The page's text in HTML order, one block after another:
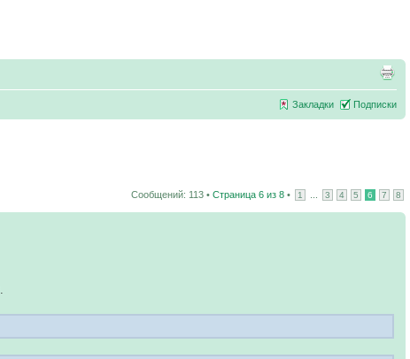
Закладки Подписки
Сообщений: 113 • Страница 6 из 8 • 1 3 4 5 6 7 8